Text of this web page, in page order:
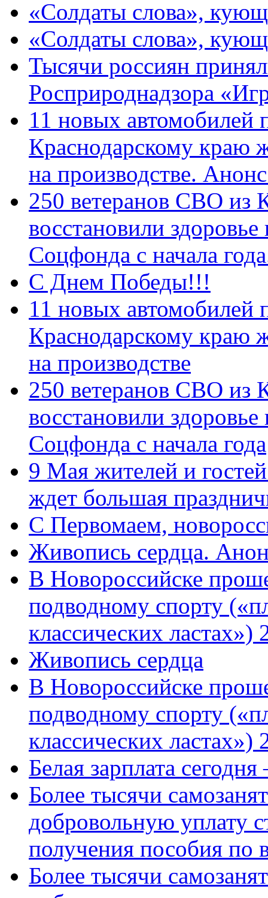
«Солдаты слова»,
«Солдаты слова»,
Тысячи россиян
Росприроднадзора
11 новых автомобилей
Краснодарскому краю
на производстве.
250 ветеранов СВО из
восстановили
Соцфонда с начала
С Днем Победы!!!
11 новых автомобилей
Краснодарскому краю
на производстве
250 ветеранов СВО из
восстановили
Соцфонда с начала года
9 Мая жителей и
ждет большая
C Первомаем,
Живопись сердца.
В Новороссийске
подводному спорту
классических
Живопись сердца
В Новороссийске
подводному спорту
классических ластах»)
Белая зарплата
Более тысячи
добровольную уплату
получения пособия по
Более тысячи